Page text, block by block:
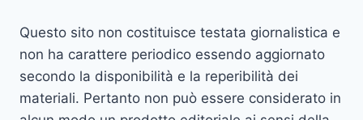
Questo sito non costituisce testata giornalistica e
non ha carattere periodico essendo aggiornato
secondo la disponibilità e la reperibilità dei
materiali. Pertanto non può essere considerato in